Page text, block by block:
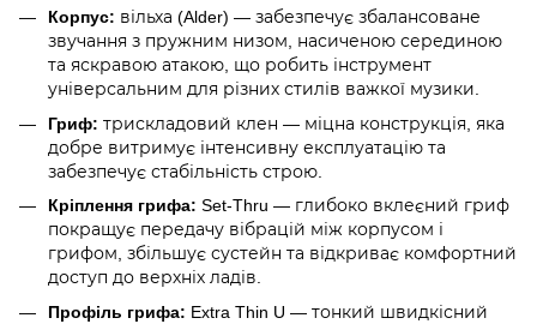
Корпус: вільха (Alder) — забезпечує збалансоване
звучання з пружним низом, насиченою серединою
та яскравою атакою, що робить інструмент
універсальним для різних стилів важкої музики.
Гриф: трискладовий клен — міцна конструкція, яка
добре витримує інтенсивну експлуатацію та
забезпечує стабільність строю.
Кріплення грифа: Set-Thru — глибоко вклеєний гриф
покращує передачу вібрацій між корпусом і
грифом, збільшує сустейн та відкриває комфортний
доступ до верхніх ладів.
Профіль грифа: Extra Thin U — тонкий швидкісний